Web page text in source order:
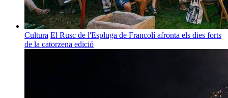
Cultura El Rusc de l'Espluga de Francolí afronta els dies forts
de la catorzena edició